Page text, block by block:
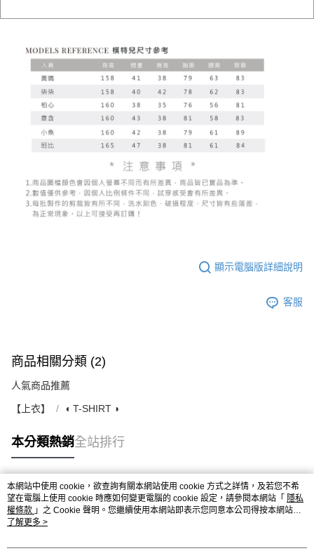
顯示電腦版詳細說明
客服
商品相關分類 (2)
人氣商品推薦
【上衣】 ◖ T-SHIRT ◗
本分類熱銷全站排行
熱門標籤
本網站中使用 cookie，欲查詢有關本網站使用 cookie 方式之詳情，及若您不希
望在電腦上使用 cookie 時應如何變更電腦的 cookie 設定，請參閱本網站「 隱私
權條款 」之 Cookie 聲明。您繼續使用本網站即表示您同意本公司得按本網站使
用條款之 Cookie 聲明使用 cookie。
了解更多 >